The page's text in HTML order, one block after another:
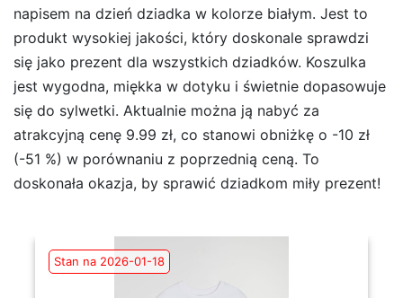
napisem na dzień dziadka w kolorze białym. Jest to
produkt wysokiej jakości, który doskonale sprawdzi
się jako prezent dla wszystkich dziadków. Koszulka
jest wygodna, miękka w dotyku i świetnie dopasowuje
się do sylwetki. Aktualnie można ją nabyć za
atrakcyjną cenę 9.99 zł, co stanowi obniżkę o -10 zł
(-51 %) w porównaniu z poprzednią ceną. To
doskonała okazja, by sprawić dziadkom miły prezent!
Stan na 2026-01-18